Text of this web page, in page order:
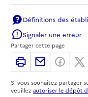
Définitions des
Signaler une erreur
Partager cette page
ImprimerPartager
Si vous souhaitez partager
veuillezautoriser le dépôt